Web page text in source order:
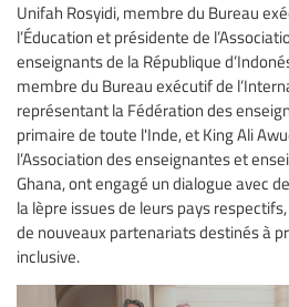
Unifah Rosyidi, membre du Bureau
l’Éducation et présidente de
enseignants de la République
membre du Bureau exécutif de
représentant la Fédération des
primaire de toute l'Inde, et King Ali
l’Association des enseignantes et
Ghana, ont engagé un dialogue avec
la lèpre issues de leurs pays
de nouveaux partenariats destinés à
inclusive.